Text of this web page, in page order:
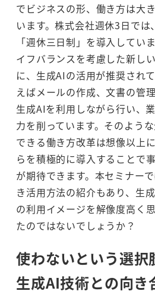
でビジネスの形、働き方は大
います。株式会社週休3日では
「週休三日制」を導入してい
イフバランスを考慮した新し
に、生成AIの活用が推奨され
えばメールの作成、文書の管
生成AIを利用しながら行い、
力を削っています。そのよう
できる働き方改革は想像以上
らを積極的に導入することで
が期待できます。本セミナー
き活用方法の紹介もあり、生
の利用イメージを解像度高く
たのではないでしょうか？
使わないという選択
生成AI技術との向き